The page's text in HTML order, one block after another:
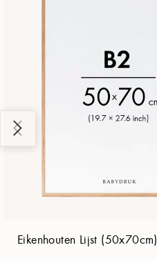
Eikenhouten Lijst (50x70cm)